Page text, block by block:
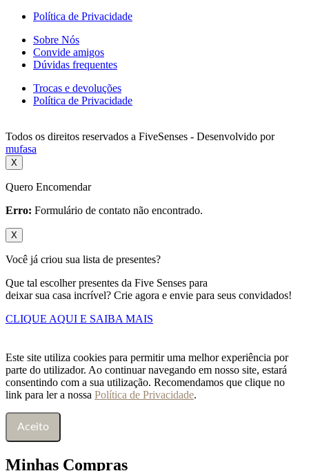
Política de Privacidade
Sobre Nós
Convide amigos
Dúvidas frequentes
Trocas e devoluções
Política de Privacidade
Todos os direitos reservados a FiveSenses - Desenvolvido por
mufasa
X
Quero Encomendar
Erro: Formulário de contato não encontrado.
X
Você já criou sua lista de presentes?
Que tal escolher presentes da Five Senses para
deixar sua casa incrível? Crie agora e envie para seus convidados!
CLIQUE AQUI E SAIBA MAIS
Este site utiliza cookies para permitir uma melhor experiência por
parte do utilizador. Ao continuar navegando em nosso site, estará
consentindo com a sua utilização. Recomendamos que clique no
link para ler a nossa Política de Privacidade.
Aceito
Minhas Compras